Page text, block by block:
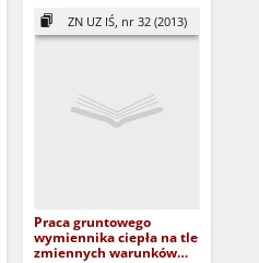
ZN UZ IŚ, nr 32 (2013)
Praca gruntowego
wymiennika ciepła na tle
zmiennych warunków